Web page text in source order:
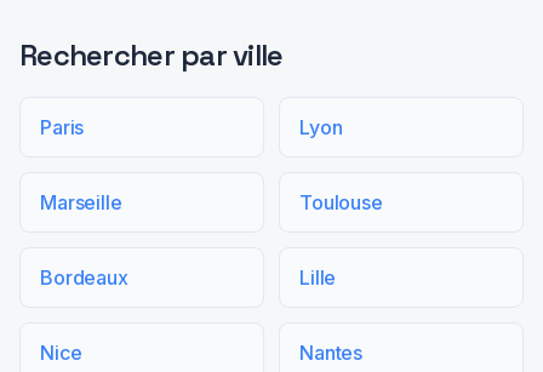
Rechercher par ville
Paris Lyon
Marseille Toulouse
Bordeaux Lille
Nice Nantes